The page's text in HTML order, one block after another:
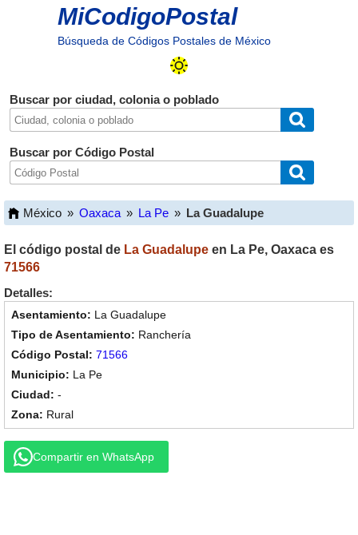
MiCodigoPostal
Búsqueda de Códigos Postales de México
Buscar por ciudad, colonia o poblado
Buscar por Código Postal
México » Oaxaca » La Pe » La Guadalupe
El código postal de La Guadalupe en La Pe, Oaxaca es
71566
Detalles:
La Guadalupe
Ranchería
71566
La Pe
-
Rural
Compartir en WhatsApp